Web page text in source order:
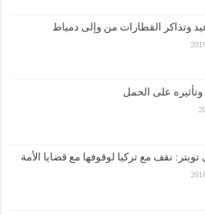
وتذاكر القطارات من وإلى دمياط
على الحمل
نقف مع تركيا لوقوفها مع قضايا الأمة